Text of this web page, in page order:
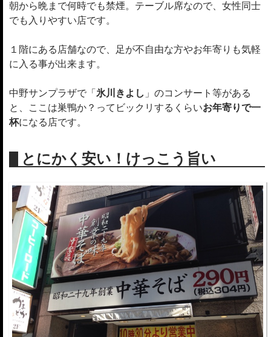
朝から晩まで何時でも禁煙。テーブル席なので、女性同士
でも入りやすい店です。
１階にある店舗なので、足が不自由な方やお年寄りも気軽
に入る事が出来ます。
中野サンプラザで「 氷川きよし 」のコンサート等がある
と、ここは巣鴨か？ってビックリするくらいお年寄りで一
杯になる店です。
とにかく安い！けっこう旨い